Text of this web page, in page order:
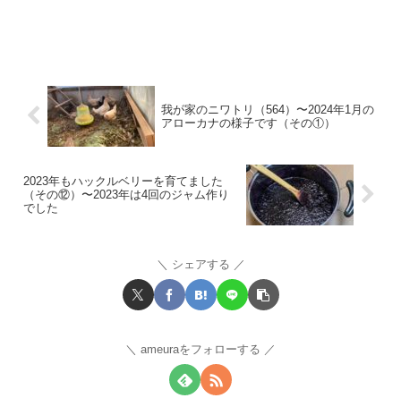
我が家のニワトリ（564）〜2024年1月の
アローカナの様子です（その①）
2023年もハックルベリーを育てました
（その⑫）〜2023年は4回のジャム作り
でした
シェアする
ameuraをフォローする